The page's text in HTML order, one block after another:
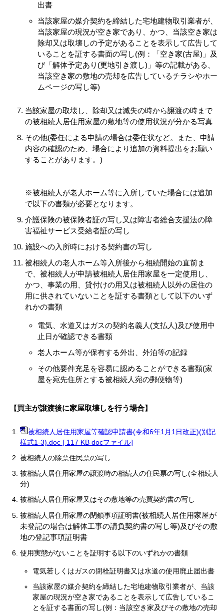
出書
当該家屋の媒介契約を締結した宅地建物取引業者が、
当該家屋の現況が空き家であり、かつ、当該空き家は
除却又は取壊しの予定があることを表示して広告して
いることを証する書面の写し(例：「空き家(古屋)」及
び「解体予定あり(更地引き渡し) 」 等の記載がある、
当該空き家の敷地の売却を広告しているチラシやホー
ムページの写し等)
当該家屋の取壊し、除却又は滅失の時から譲渡の時まで
の被相続人居住用家屋の敷地等の使用状況が分かる写真
その他(委任による申請の場合は委任状など。また、申請
内容の確認のため、場合により追加の資料提出をお願い
することがあります。)
※被相続人が老人ホーム等に入所していた場合には追加
で以下の書類が必要となります。
介護保険の被保険者証の写し又は障害者総合支援法の障
害福祉サービス受給者証の写し
施設への入所時における契約書の写し
被相続人の老人ホーム等入所後から相続開始の直前ま
で、被相続人が申請被相続人居住用家屋を一定使用し、
かつ、事業の用、貸付けの用又は被相続人以外の居住の
用に供されていないことを証する書類として以下のいず
れかの書類
電気、水道又はガスの契約名義人(支払人)及び使用中
止日が確認できる書類
老人ホーム等が保有する外出、外泊等の記録
その他要件充足を容易に認めることができる書類(家
屋を宛先住所とする被相続人宛の郵便物等)
【買主が譲渡後に家屋取壊しを行う場合】
被相続人居住用家屋等確認申請書(令和6年1月1日改正)(別記
様式1-3).doc [ 117 KB docファイル]
被相続人の除票住民票の写し
被相続人居住用家屋の譲渡時の相続人の住民票の写し(全相続人
分)
被相続人居住用家屋又はその敷地等の売買契約書の写し
被相続人居住用家屋の閉鎖事項証明書(被相続人居住用家屋が
未登記の場合は解体工事の請負契約書の写し等)及びその敷
地の登記事項証明書
使用実態がないことを証明する以下のいずれかの書類
電気若しくはガスの閉栓証明書又は水道の使用廃止届出書
当該家屋の媒介契約を締結した宅地建物取引業者が、当該
家屋の現況が空き家であることを表示して広告しているこ
とを証する書面の写し(例：当該空き家及びその敷地の売却